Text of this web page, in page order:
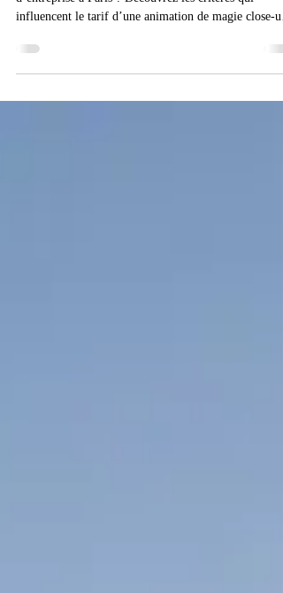
Quel est le prix d’un magicien pour une soirée
influencent le tarif d’une animation de magie close-up
ou de mentalisme pour un événement corporate.